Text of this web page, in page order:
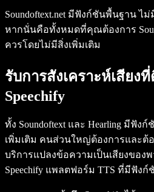
Soundoftext.net มีฟังก์ชันพื้นฐาน ไม่
หากนั่นคือทั้งหมดที่คุณต้องการ
ควรโดยไม่มีสิ่งเพิ่มเติม
รับการสังเคราะห์เสียง
Speechify
ทั้ง Soundoftext และ Hearling มีฟัง
เพิ่มเติม คนส่วนใหญ่ต้องการและต้
บริการแปลงข้อความเป็นเสียงของ
Speechify แพลตฟอร์ม TTS ที่มีฟัง